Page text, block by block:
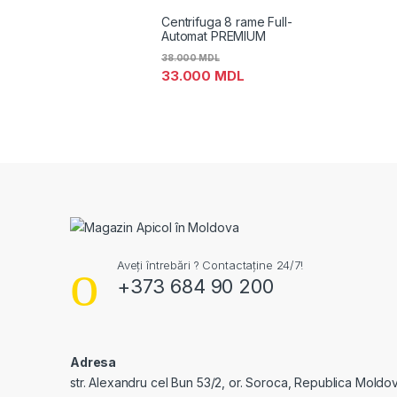
Centrifuga 8 rame Full-
Automat PREMIUM
33.000 MDL
38.000MDL
Aveți întrebări ? Contactaține 24/7!
+373 684 90 200
Adresa
str. Alexandru cel Bun 53/2, or. Soroca, Republica